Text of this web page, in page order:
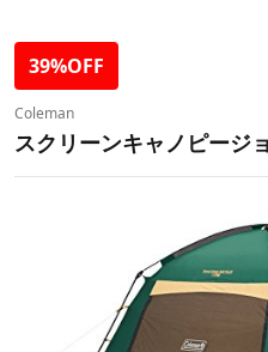
39%OFF
Coleman
スクリーンキャノピージ